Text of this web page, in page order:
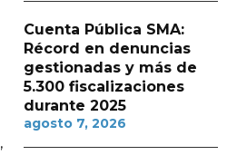
,
Cuenta Pública SMA:
Récord en denuncias
gestionadas y más de
5.300 fiscalizaciones
durante 2025
agosto 7, 2026